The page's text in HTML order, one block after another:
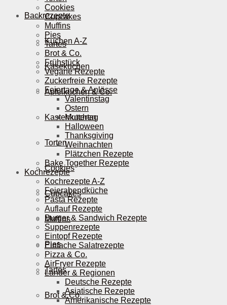
Backrezepte
Kuchen A-Z
Käsekuchen
Apfelkuchen & Co.
Kastenkuchen
Torten
Cookies
Cupcakes
Muffins
Pies
Tartes
Brot & Co.
Cookies
Cupcakes
Muffins
Pies
Tartes
Brot & Co.
Frühstück
Vegane Rezepte
Zuckerfreie Rezepte
Feiertage & Anlässe
Valentinstag
Ostern
Muttertag
Halloween
Thanksgiving
Weihnachten
Plätzchen Rezepte
Bake Together Rezepte
Kochrezepte
Kochrezepte A-Z
Feierabendküche
Pasta Rezepte
Auflauf Rezepte
Burger & Sandwich Rezepte
Suppenrezepte
Eintopf Rezepte
Einfache Salatrezepte
Pizza & Co.
AirFryer Rezepte
Länder & Regionen
Deutsche Rezepte
Asiatische Rezepte
Amerikanische Rezepte